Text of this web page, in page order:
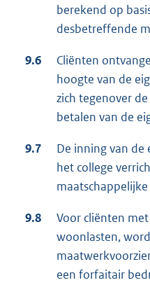
berekend op
desbetreffende
9.6
Cliënten
hoogte van de
zich tegenover
betalen van de
9.7
De inning van
het college
9.8
Voor cliënten
woonlasten,
een forfaitair